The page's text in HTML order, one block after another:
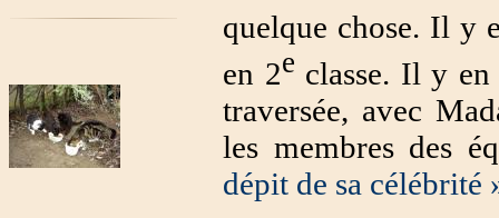
quelque chose. Il y
en 2e classe. Il y
traversée, avec
les membres des
dépit de sa célébrité